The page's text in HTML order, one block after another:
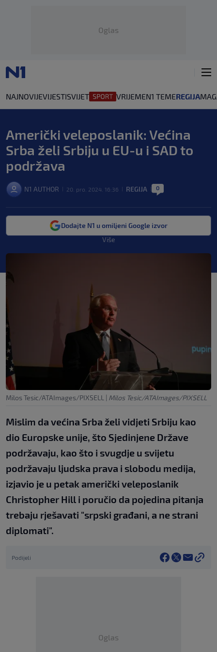
Oglas
NAJNOVIJEVIJESTISVIJET VRIJEMEN1 TEMEREGIJA
Američki veleposlanik: Većina
Srba želi Srbiju u EU-u i SAD to
podržava
N1 AUTHOR 20. pro. 2024. 16:36 REGIJA 0
Dodajte N1 u omiljeni Google izvor
Više
Milos Tesic/ATAImages/PIXSELL | Milos Tesic/ATAImages/PIXSELL
Mislim da većina Srba želi vidjeti Srbiju kao
dio Europske unije, što Sjedinjene Države
podržavaju, kao što i svugdje u svijetu
podržavaju ljudska prava i slobodu medija,
izjavio je u petak američki veleposlanik
Christopher Hill i poručio da pojedina pitanja
trebaju rješavati "srpski građani, a ne strani
diplomati".
Podijeli
Oglas